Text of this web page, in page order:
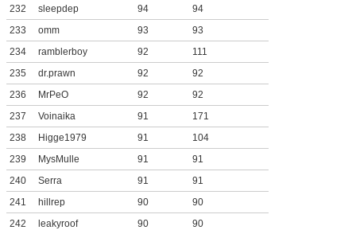
232
sleepdep 94
94
233
omm 93
93
234
ramblerboy 92
111
235
dr.prawn 92
92
236
MrPeO 92
92
237
Voinaika 91
171
238
Higge1979 91
104
239
MysMulle 91
91
240
Serra 91
91
241
hillrep 90
90
242
leakyroof 90
90